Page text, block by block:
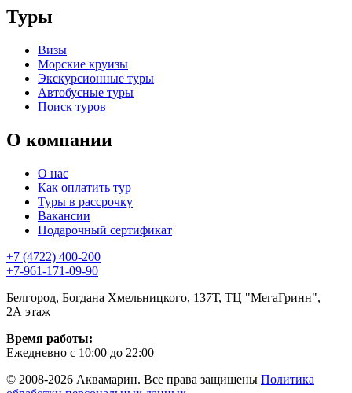
Туры
Визы
Морские круизы
Экскурсионные туры
Автобусные туры
Поиск туров
О компании
О нас
Как оплатить тур
Туры в рассрочку
Вакансии
Подарочный сертификат
+7 (4722) 400-200
+7-961-171-09-90
Белгород, Богдана Хмельницкого, 137Т, ТЦ "МегаГринн",
2А этаж
Время работы:
Ежедневно с 10:00 до 22:00
© 2008-2026 Аквамарин. Все права защищены Политика